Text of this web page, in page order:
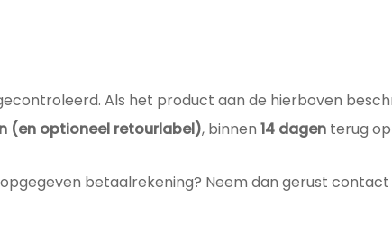
Als het product aan de hierboven
(en optioneel retourlabel), binnen 14 dagenterug op
betaalrekening? Neem dan gerust contact